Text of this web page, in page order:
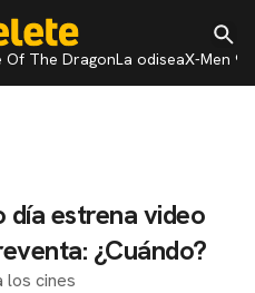
Of The DragonLa odiseaX-Men 97
día estrena video
¿Cuándo?
los cines